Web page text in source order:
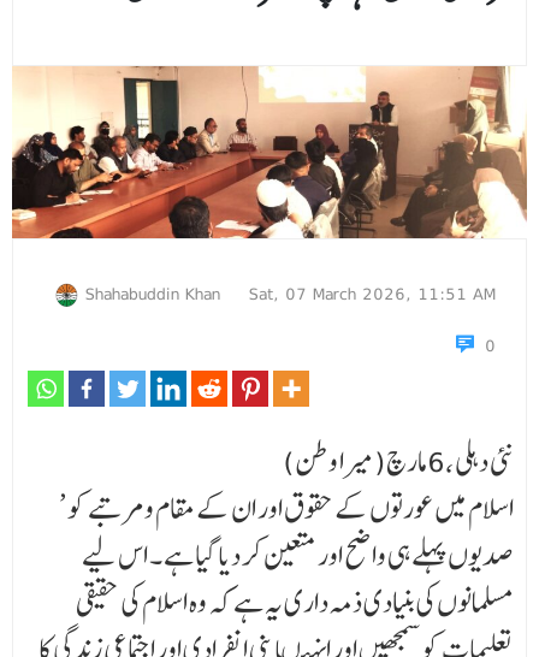
Shahabuddin Khan
Sat, 07 March 2026, 11:51 AM
0
نئی دہلی ،6مارچ(میرا وطن)
’ اسلام میں عورتوں کے حقوق اور ان کے مقام ومرتبے کو
صدیوں پہلے ہی واضح اور متعین کر دیا گیا ہے ۔ اس لیے
مسلمانوں کی بنیادی ذمہ داری یہ ہے کہ وہ اسلام کی حقیقی